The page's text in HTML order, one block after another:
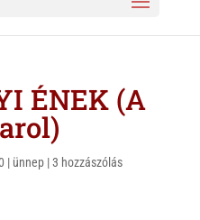
ÉNEK (A
| ünnep|3 hozzászólás